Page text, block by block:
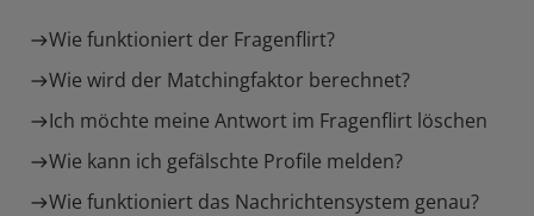
Wie funktioniert der Fragenflirt?
Wie wird der Matchingfaktor berechnet?
Ich möchte meine Antwort im Fragenflirt löschen
Wie kann ich gefälschte Profile melden?
Wie funktioniert das Nachrichtensystem genau?